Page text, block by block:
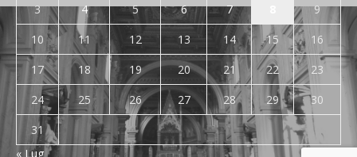
3
4 5 6 7
9
10
11 12 13 14 15
16
17
18 19 20 21 22
23
24
25 26 27 28 29
30
31
« Lug